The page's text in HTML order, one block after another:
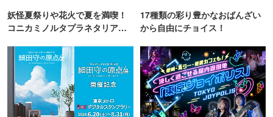
妖怪夏祭りや花火で夏を満喫！
コニカミノルタプラネタリア
17種類の彩り豊かなおばんざい
から自由にチョイス！